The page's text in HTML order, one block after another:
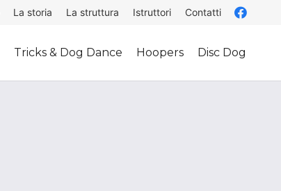
La storia La struttura Istruttori Contatti
Tricks & Dog Dance Hoopers Disc Dog